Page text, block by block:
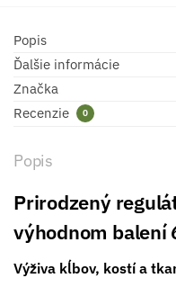
Popis
Ďalšie informácie
Značka
Recenzie
0
Popis
Prirodzený
výhodnom balení
Výživa kĺbov, kostí a